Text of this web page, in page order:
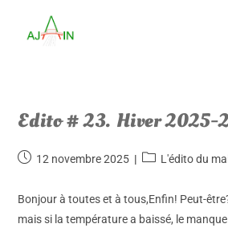
Edito # 23. Hiver 2025-
12 novembre 2025 L'édito du
Bonjour à toutes et à tous,Enfin! Peut-
mais si la température a baissé, le